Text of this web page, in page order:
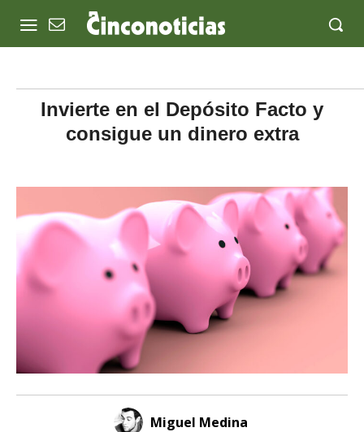
Invierte en el Depósito Facto y
consigue un dinero extra
Miguel Medina